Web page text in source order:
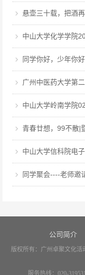
悬壶三十载，把酒再少年
中山大学化学学院
同学你好，少年你好|中山
广州中医药大学第
中山大学岭南学院02MBA蕊社
青春廿想，99不散|
中山大学信科院电子
同学聚会----老师邀
公司简介
版权所有：广州卓聚文化活
服务热线：020-